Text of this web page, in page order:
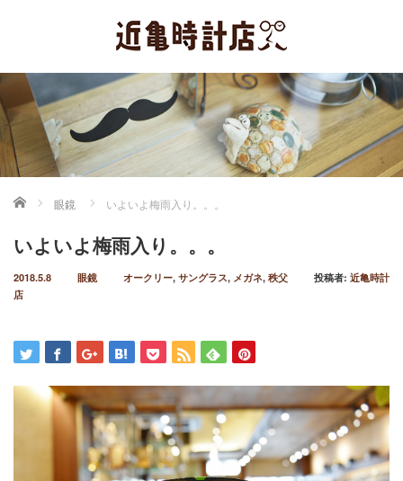
ホーム 眼鏡 いよいよ梅雨入り。。。
いよいよ梅雨入り。。。
2018.5.8 眼鏡 オークリー, サングラス, メガネ, 秩父 投稿者: 近亀時計
店